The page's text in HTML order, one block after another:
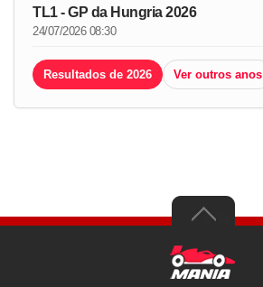
TL1 - GP da Hungria 2026
24/07/2026 08:30
Resultados de 2026 Ver outros anos